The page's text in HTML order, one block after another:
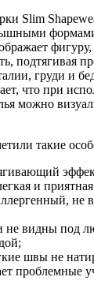
Slim
подтягивая
груди и
что при
можно
такие
и
не
не видны под
швы не
проблемные